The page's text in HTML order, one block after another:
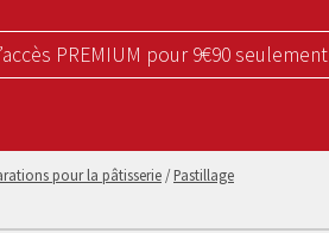
PREMIUM pour 9€90 seulement
pour la pâtisserie /Pastillage